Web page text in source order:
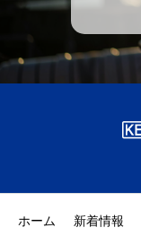
ホーム 新着情報